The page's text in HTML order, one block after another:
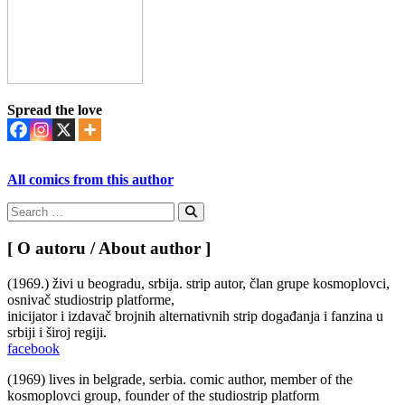
Spread the love
All comics from this author
Search
for:
Search
[ O autoru / About author ]
(1969.) živi u beogradu, srbija. strip autor, član grupe kosmoplovci,
osnivač studiostrip platforme,
inicijator i izdavač brojnih alternativnih strip događanja i fanzina u
srbiji i široj regiji.
facebook
(1969) lives in belgrade, serbia. comic author, member of the
kosmoplovci group, founder of the studiostrip platform